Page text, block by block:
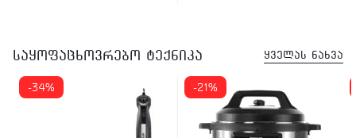
საყოფაცხოვრებო ტექნიკა ყველას ნახვა
-34% -21%